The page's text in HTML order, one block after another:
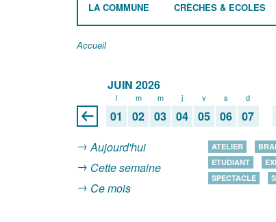
LA COMMUNE CRÈCHES & ECOLES
Accueil
JUIN 2026
l
01
m
02
m
03
j
04
v
05
s
06
d
07
Aujourd'hui
Cette semaine
Ce mois
ATELIER
ETUDIANT
SPECTACLE